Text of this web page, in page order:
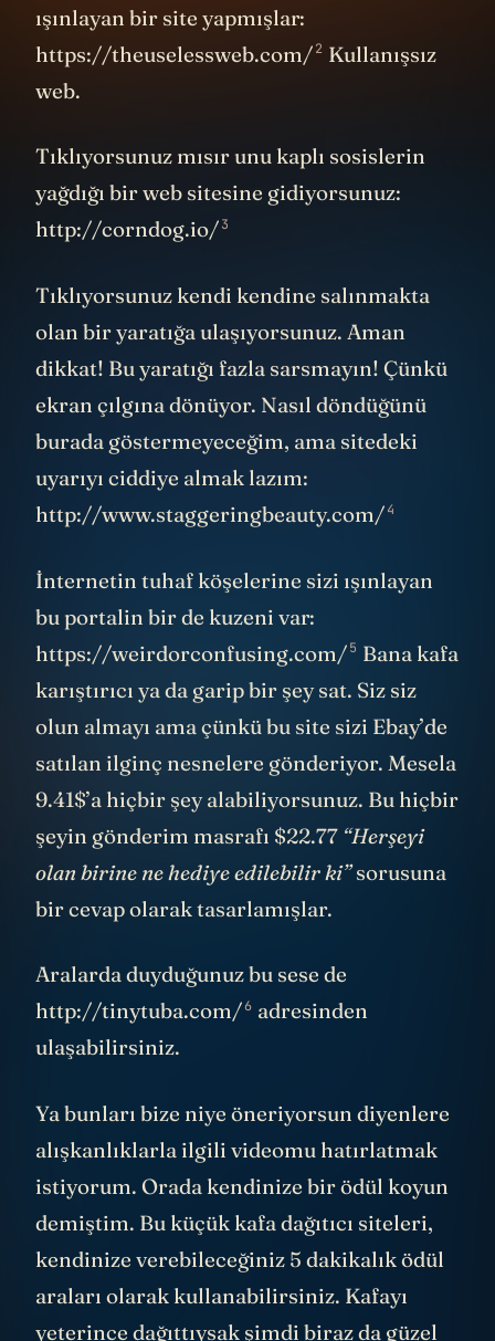
ışınlayan bir site yapmışlar:
https://theuselessweb.com/2 Kullanışsız
web.
Tıklıyorsunuz mısır unu kaplı sosislerin
yağdığı bir web sitesine gidiyorsunuz:
http://corndog.io/3
Tıklıyorsunuz kendi kendine salınmakta
olan bir yaratığa ulaşıyorsunuz. Aman
dikkat! Bu yaratığı fazla sarsmayın! Çünkü
ekran çılgına dönüyor. Nasıl döndüğünü
burada göstermeyeceğim, ama sitedeki
uyarıyı ciddiye almak lazım:
http://www.staggeringbeauty.com/4
İnternetin tuhaf köşelerine sizi ışınlayan
bu portalin bir de kuzeni var:
https://weirdorconfusing.com/5 Bana kafa
karıştırıcı ya da garip bir şey sat. Siz siz
olun almayı ama çünkü bu site sizi Ebay’de
satılan ilginç nesnelere gönderiyor. Mesela
9.41$’a hiçbir şey alabiliyorsunuz. Bu hiçbir
şeyin gönderim masrafı $22.77 “Herşeyi
olan birine ne hediye edilebilir ki”sorusuna
bir cevap olarak tasarlamışlar.
Aralarda duyduğunuz bu sese de
http://tinytuba.com/6 adresinden
ulaşabilirsiniz.
Ya bunları bize niye öneriyorsun diyenlere
alışkanlıklarla ilgili videomu hatırlatmak
istiyorum. Orada kendinize bir ödül koyun
demiştim. Bu küçük kafa dağıtıcı siteleri,
kendinize verebileceğiniz 5 dakikalık ödül
araları olarak kullanabilirsiniz. Kafayı
yeterince dağıttıysak şimdi biraz da güzel